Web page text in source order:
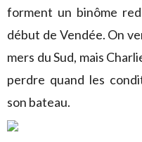
forment un binôme
début de Vendée. On
mers du Sud, mais
perdre quand les
son bateau.